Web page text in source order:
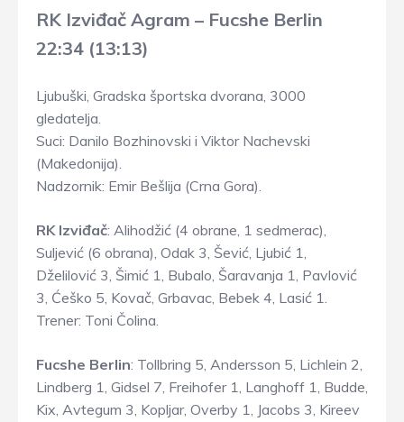
RK Izviđač Agram – Fucshe Berlin
22:34 (13:13)
Ljubuški, Gradska športska dvorana, 3000
gledatelja.
Suci: Danilo Bozhinovski i Viktor Nachevski
(Makedonija).
Nadzornik: Emir Bešlija (Crna Gora).
RK Izviđač: Alihodžić (4 obrane, 1 sedmerac),
Suljević (6 obrana), Odak 3, Šević, Ljubić 1,
Dželilović 3, Šimić 1, Bubalo, Šaravanja 1, Pavlović
3, Ćeško 5, Kovač, Grbavac, Bebek 4, Lasić 1.
Trener: Toni Čolina.
Fucshe Berlin: Tollbring 5, Andersson 5, Lichlein 2,
Lindberg 1, Gidsel 7, Freihofer 1, Langhoff 1, Budde,
Kix, Avtegum 3, Kopljar, Overby 1, Jacobs 3, Kireev